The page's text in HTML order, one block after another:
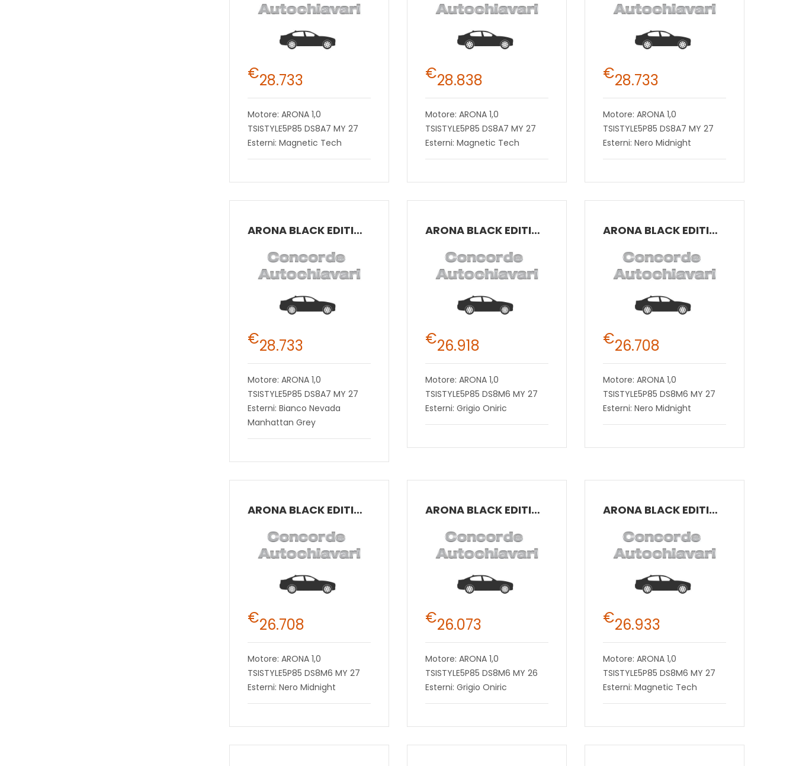
€28.733
Motore: ARONA 1,0
TSISTYLE5P85 DS8A7 MY 27
Esterni: Magnetic Tech
€28.838
Motore: ARONA 1,0
TSISTYLE5P85 DS8A7 MY 27
Esterni: Magnetic Tech
€28.733
Motore: ARONA 1,0
TSISTYLE5P85 DS8A7 MY 27
Esterni: Nero Midnight
ARONA BLACK EDITION 1.0 ECOTSI 85 KW (115 CV) BENZINA DSG 7 MARCE 2WD
€28.733
Motore: ARONA 1,0
TSISTYLE5P85 DS8A7 MY 27
Esterni: Bianco Nevada
Manhattan Grey
ARONA BLACK EDITION 1.0 ECOTSI 85 KW (115 CV) BENZINA MANUALE 6 MARCE 2WD
€26.918
Motore: ARONA 1,0
TSISTYLE5P85 DS8M6 MY 27
Esterni: Grigio Oniric
ARONA BLACK EDITION 1.0 ECOTSI 85 KW (115 CV) BENZINA MANUALE 6 MARCE 2WD
€26.708
Motore: ARONA 1,0
TSISTYLE5P85 DS8M6 MY 27
Esterni: Nero Midnight
ARONA BLACK EDITION 1.0 ECOTSI 85 KW (115 CV) BENZINA MANUALE 6 MARCE 2WD
€26.708
Motore: ARONA 1,0
TSISTYLE5P85 DS8M6 MY 27
Esterni: Nero Midnight
ARONA BLACK EDITION 1.0 ECOTSI 85 KW (115 CV) BENZINA MANUALE 6 MARCE 2WD
€26.073
Motore: ARONA 1,0
TSISTYLE5P85 DS8M6 MY 26
Esterni: Grigio Oniric
ARONA BLACK EDITION 1.0 ECOTSI 85 KW (115 CV) BENZINA MANUALE 6 MARCE 2WD
€26.933
Motore: ARONA 1,0
TSISTYLE5P85 DS8M6 MY 27
Esterni: Magnetic Tech